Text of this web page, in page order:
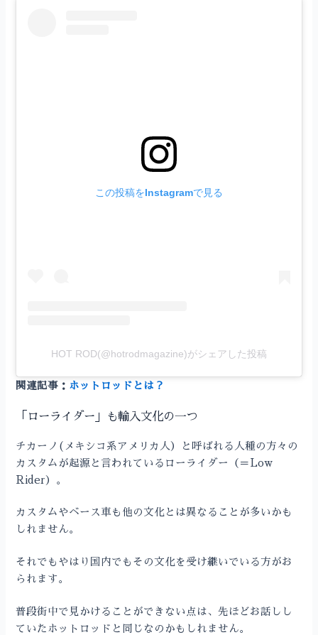
この投稿をInstagramで見る
HOT ROD(@hotrodmagazine)がシェアした投稿
関連記事： ホットロッドとは？
「ローライダー」も輸入文化の一つ
チカーノ(メキシコ系アメリカ人）と呼ばれる人種の方々の
カスタムが起源と言われているローライダー（＝Low
Rider）。
カスタムやベース車も他の文化とは異なることが多いかも
しれません。
それでもやはり国内でもその文化を受け継いでいる方がお
られます。
普段街中で見かけることができない点は、先ほどお話しし
ていたホットロッドと同じなのかもしれません。